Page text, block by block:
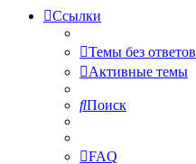
Ссылки
Темы без ответов
Активные темы
Поиск
FAQ